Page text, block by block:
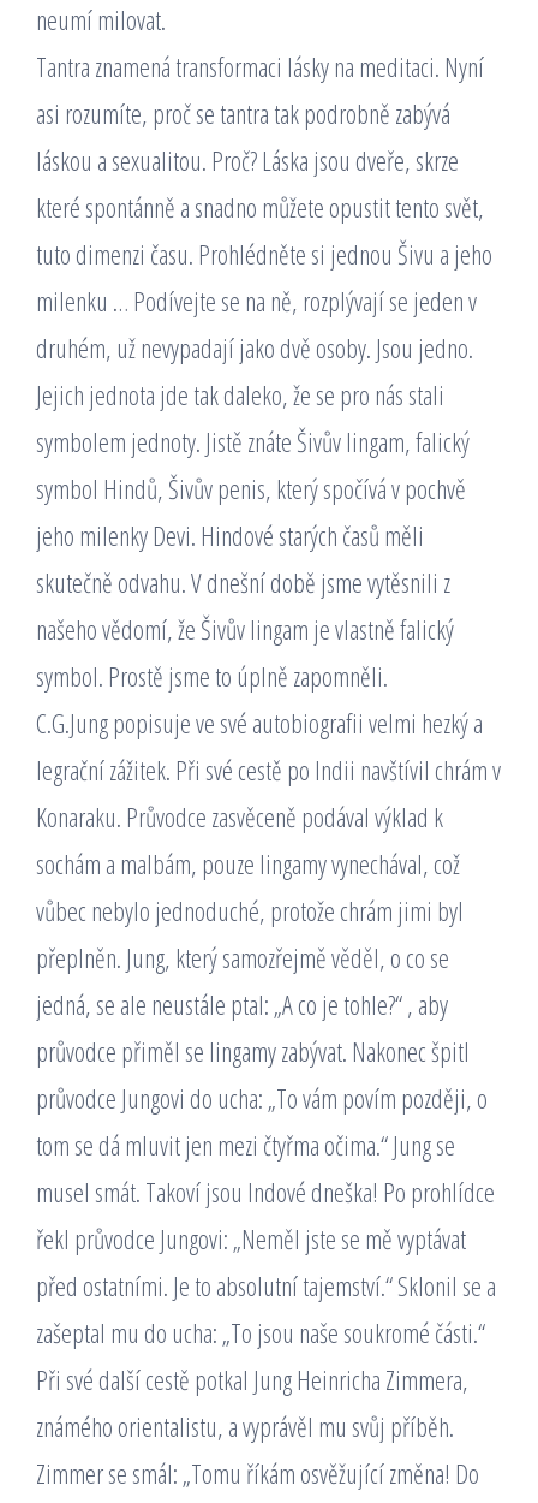
neumí milovat.
Tantra znamená transformaci lásky na meditaci. Nyní
asi rozumíte, proč se tantra tak podrobně zabývá
láskou a sexualitou. Proč? Láska jsou dveře, skrze
které spontánně a snadno můžete opustit tento svět,
tuto dimenzi času. Prohlédněte si jednou Šivu a jeho
milenku … Podívejte se na ně, rozplývají se jeden v
druhém, už nevypadají jako dvě osoby. Jsou jedno.
Jejich jednota jde tak daleko, že se pro nás stali
symbolem jednoty. Jistě znáte Šivův lingam, falický
symbol Hindů, Šivův penis, který spočívá v pochvě
jeho milenky Devi. Hindové starých časů měli
skutečně odvahu. V dnešní době jsme vytěsnili z
našeho vědomí, že Šivův lingam je vlastně falický
symbol. Prostě jsme to úplně zapomněli.
C.G.Jung popisuje ve své autobiografii velmi hezký a
legrační zážitek. Při své cestě po Indii navštívil chrám v
Konaraku. Průvodce zasvěceně podával výklad k
sochám a malbám, pouze lingamy vynechával, což
vůbec nebylo jednoduché, protože chrám jimi byl
přeplněn. Jung, který samozřejmě věděl, o co se
jedná, se ale neustále ptal: „A co je tohle?“ , aby
průvodce přiměl se lingamy zabývat. Nakonec špitl
průvodce Jungovi do ucha: „To vám povím později, o
tom se dá mluvit jen mezi čtyřma očima.“ Jung se
musel smát. Takoví jsou Indové dneška! Po prohlídce
řekl průvodce Jungovi: „Neměl jste se mě vyptávat
před ostatními. Je to absolutní tajemství.“ Sklonil se a
zašeptal mu do ucha: „To jsou naše soukromé části.“
Při své další cestě potkal Jung Heinricha Zimmera,
známého orientalistu, a vyprávěl mu svůj příběh.
Zimmer se smál: „Tomu říkám osvěžující změna! Do